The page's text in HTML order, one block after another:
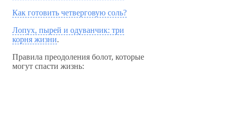
Как готовить четверговую соль?
Лопух, пырей и одуванчик: три
корня жизни.
Правила преодоления болот, которые
могут спасти жизнь: